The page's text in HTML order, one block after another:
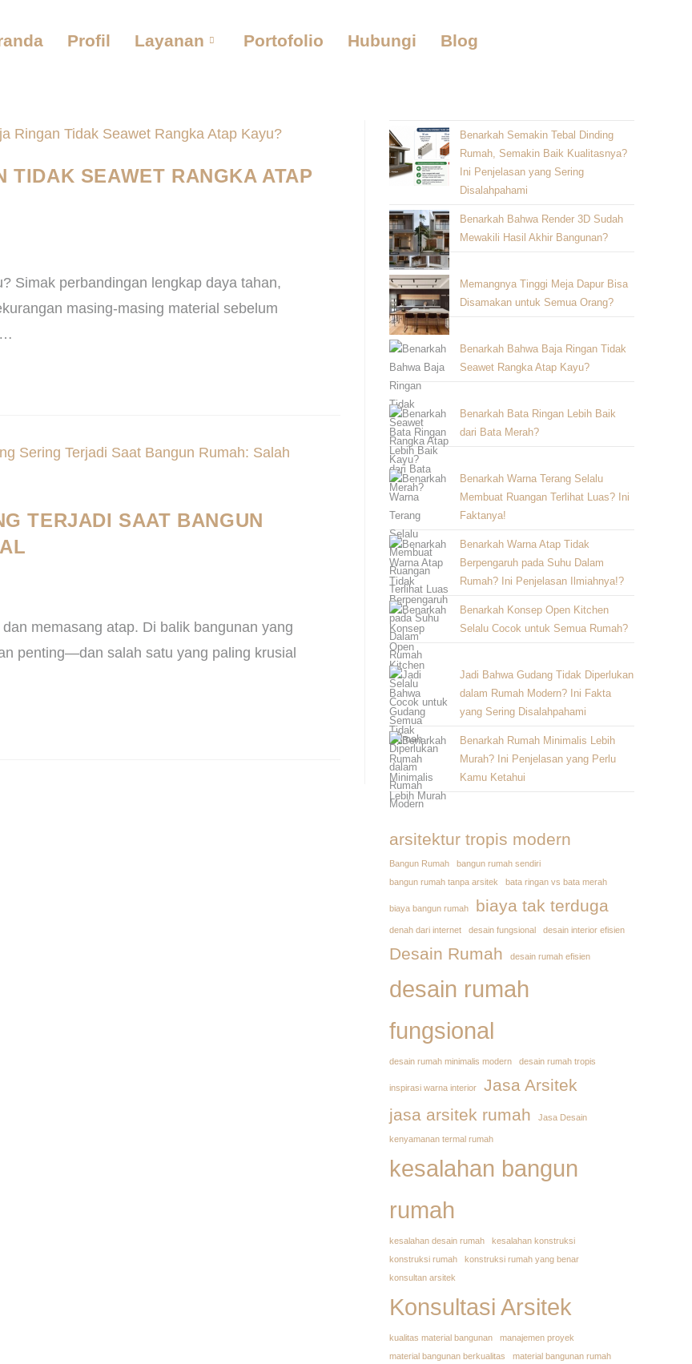
Profil Layanan Portofolio Hubungi Blog
TIDAK SEAWET RANGKA ATAP
Simak perbandingan lengkap daya tahan,
masing-masing material sebelum
TERJADI SAAT BANGUN
memasang atap. Di balik bangunan yang
penting—dan salah satu yang paling krusial
Benarkah Semakin Tebal Dinding
Rumah, Semakin Baik Kualitasnya?
Ini Penjelasan yang Sering
Disalahpahami
Benarkah Bahwa Render 3D Sudah
Mewakili Hasil Akhir Bangunan?
Memangnya Tinggi Meja Dapur Bisa
Disamakan untuk Semua Orang?
Benarkah Bahwa Baja Ringan Tidak
Seawet Rangka Atap Kayu?
Benarkah Bata Ringan Lebih Baik
dari Bata Merah?
Benarkah Warna Terang Selalu
Membuat Ruangan Terlihat Luas? Ini
Faktanya!
Benarkah Warna Atap Tidak
Berpengaruh pada Suhu Dalam
Rumah? Ini Penjelasan Ilmiahnya!?
Benarkah Konsep Open Kitchen
Selalu Cocok untuk Semua Rumah?
Jadi Bahwa Gudang Tidak Diperlukan
dalam Rumah Modern? Ini Fakta
yang Sering Disalahpahami
Benarkah Rumah Minimalis Lebih
Murah? Ini Penjelasan yang Perlu
Kamu Ketahui
arsitektur tropis modern
Bangun Rumah
bangun rumah sendiri
bangun rumah tanpa arsitek
bata ringan vs bata merah
biaya bangun rumah biaya tak terduga
denah dari internet desain fungsional desain interior efisien
Desain Rumah desain rumah efisien
desain rumah
fungsional
desain rumah minimalis modern desain rumah tropis
inspirasi warna interior
Jasa Arsitek
jasa arsitek rumah
Jasa Desain
kenyamanan termal rumah
kesalahan bangun
rumah
kesalahan desain rumah
kesalahan konstruksi
konstruksi rumah
konstruksi rumah yang benar
konsultan arsitek
Konsultasi Arsitek
kualitas material bangunan
manajemen proyek
material bangunan berkualitas
material bangunan rumah